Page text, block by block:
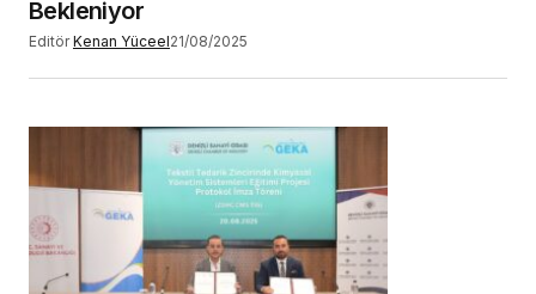
Bekleniyor
Editör Kenan Yüceel21/08/2025